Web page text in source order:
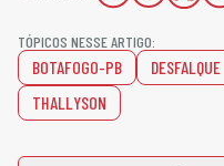
TÓPICOS NESSE ARTIGO:
BOTAFOGO-PB DESFALQUE
THALLYSON